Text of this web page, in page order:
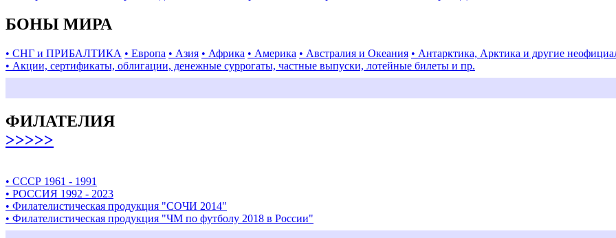
БОНЫ МИРА
• СНГ и ПРИБАЛТИКА • Европа • Азия • Африка • Америка • Австралия и Океания • Антарктика, Арктика и другие
• Акции, сертификаты, облигации, денежные суррогаты, частные выпуски, лотейные билеты и пр.
ФИЛАТЕЛИЯ
>>>>>
• СССР 1961 - 1991
• РОССИЯ 1992 - 2023
• Филателистическая продукция "СОЧИ 2014"
• Филателистическая продукция "ЧМ по футболу 2018 в России"